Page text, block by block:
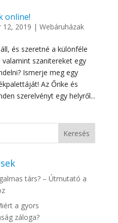
online!
12, 2019 | Webáruházak
és szeretné a különféle
valamint szanitereket egy
Ismerje meg egy
Az Őrike és
szerelvényt egy helyről...
társ? – Útmutató a
a gyors
záloga?